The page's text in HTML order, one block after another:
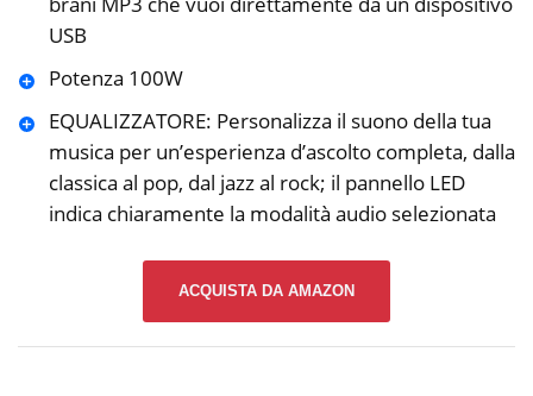
USB
Potenza 100W
EQUALIZZATORE: Personalizza il suono della tua
musica per un’esperienza d’ascolto completa, dalla
classica al pop, dal jazz al rock; il pannello LED
indica chiaramente la modalità audio selezionata
ACQUISTA DA AMAZON